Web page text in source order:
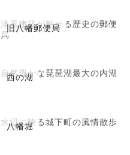
旧八幡郵便局
洋風建築が魅せる歴史の郵便
局
西の湖
自然豊かな琵琶湖最大の内湖
八幡堀
水辺に映る城下町の風情散歩